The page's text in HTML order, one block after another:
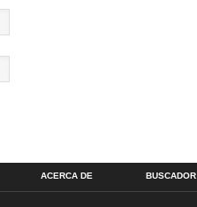
ACERCA DE BUSCADOR